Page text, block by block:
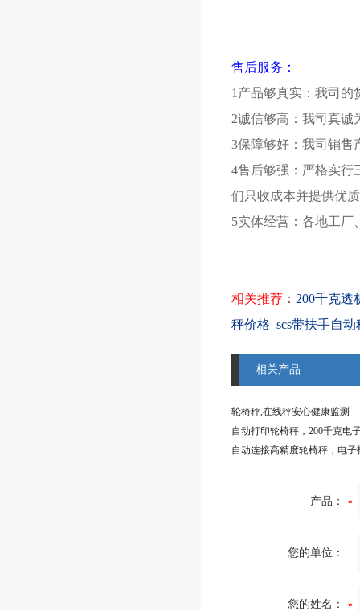
售后服务：
1产品够真实：我司的
2诚信够高：我司真诚
3保障够好：我司销售
4售后够强：严格实行
们只收成本并提供优
5实体经营：各地工厂
相关推荐 ： 200千克透
秤价格 scs带扶手自
相关产品
轮椅秤,在线秤安心健康监测
自动打印轮椅秤，200千克电
自动连接高精度轮椅秤，电子
产品：
您的单位：
您的姓名：